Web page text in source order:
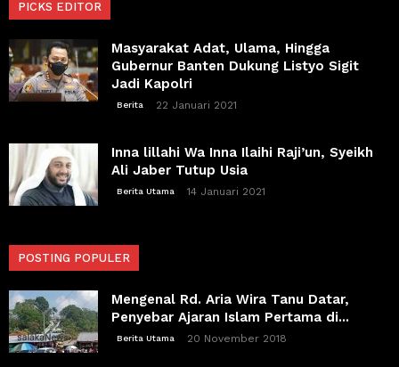
PICKS EDITOR
Masyarakat Adat, Ulama, Hingga
Gubernur Banten Dukung Listyo Sigit
Jadi Kapolri
Berita 22 Januari 2021
Inna lillahi Wa Inna Ilaihi Raji’un, Syeikh
Ali Jaber Tutup Usia
Berita Utama 14 Januari 2021
POSTING POPULER
Mengenal Rd. Aria Wira Tanu Datar,
Penyebar Ajaran Islam Pertama di...
Berita Utama 20 November 2018